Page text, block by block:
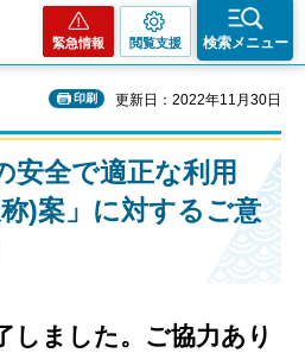
緊急情報 閲覧支援 検索メニュー
印刷 更新日：2022年11月30日
安全で適正な利用
)案」に対するご意
しました。ご協力あり